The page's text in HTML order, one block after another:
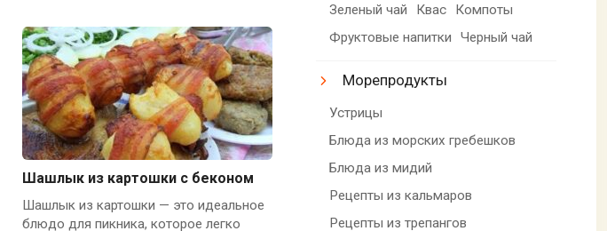
Шашлык из картошки с беконом
Шашлык из картошки — это идеальное
блюдо для пикника, которое легко
Зеленый чай
Квас
Компоты
Фруктовые напитки
Черный чай
Морепродукты
Устрицы
Блюда из морских гребешков
Блюда из мидий
Рецепты из кальмаров
Рецепты из трепангов